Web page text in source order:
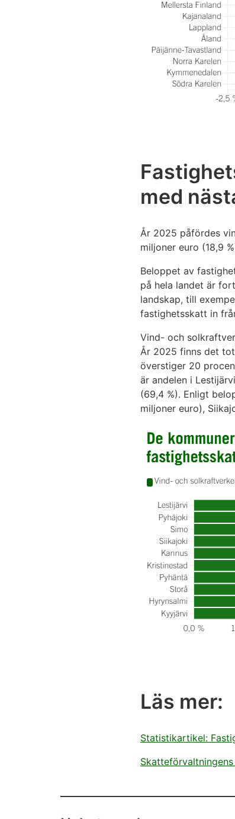
med
År 2025 påfördes
miljoner euro (18,9
Beloppet av
på hela landet är
landskap, till
fastighetsskatt in
Vind- och
År 2025 finns det
överstiger 20
är andelen i
(69,4 %). Enligt
miljoner euro),
Läs mer:
Statistikartikel: